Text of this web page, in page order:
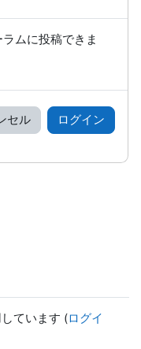
ムに投稿できま
セル ログイン
ています (ログイ